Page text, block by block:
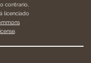
contrario,
licenciado
.